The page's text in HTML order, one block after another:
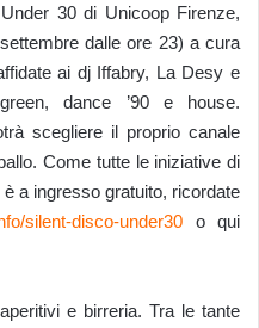
30 di Unicoop Firenze,
dalle ore 23) a cura
ai dj Iffabry, La Desy e
dance ’90 e house.
scegliere il proprio canale
Come tutte le iniziative di
a ingresso gratuito, ricordate
silent-disco-under30 o qui
e birreria. Tra le tante